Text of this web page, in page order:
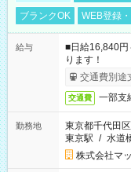
ブランクOK
WEB登録
給与
■日給16,840
ります！
交通費別途
交通費 一部支
勤務地
東京都千代田区
東京駅 / 水道
株式会社マ